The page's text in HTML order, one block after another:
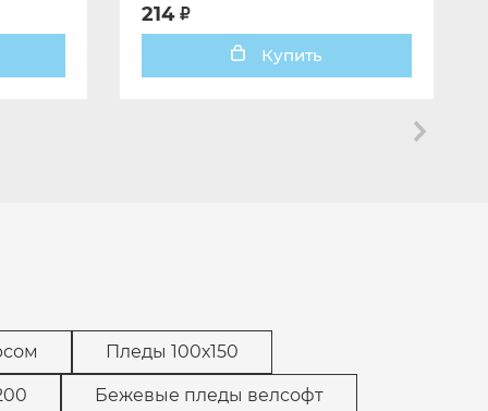
214
Купить
Пледы 100х150
Бежевые пледы велсофт